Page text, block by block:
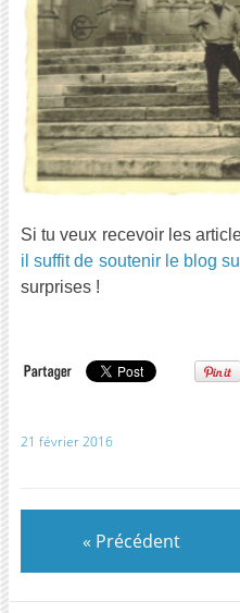
Si tu veux recevoir les
il suffit de soutenir le blog
surprises !
21 février 2016
« Précédent